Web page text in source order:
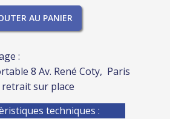
AU PANIER
:
8 Av. René Coty, Paris
sur place
techniques :